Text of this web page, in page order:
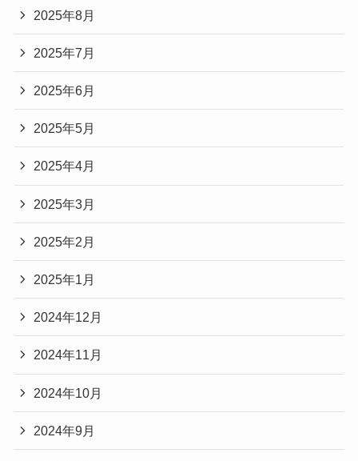
2025年8月
2025年7月
2025年6月
2025年5月
2025年4月
2025年3月
2025年2月
2025年1月
2024年12月
2024年11月
2024年10月
2024年9月